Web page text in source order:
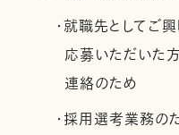
・就職先としてご
応募いただいた
連絡のため
・採用選考業務の